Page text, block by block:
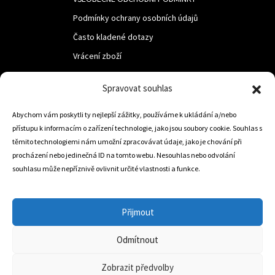
Spravovat souhlas
Abychom vám poskytli ty nejlepší zážitky, používáme k ukládání a/nebo
přístupu k informacím o zařízení technologie, jako jsou soubory cookie. Souhlas s
těmito technologiemi nám umožní zpracovávat údaje, jako je chování při
procházení nebo jedinečná ID na tomto webu. Nesouhlas nebo odvolání
souhlasu může nepříznivě ovlivnit určité vlastnosti a funkce.
Přijmout
Odmítnout
Zobrazit předvolby
Podmínky ochrany osobních údajů
Často kladené dotazy
Vrácení zboží
LUF s.r.o.
Nám. M.R.Štefanika 518,
Trstená 02801
info@dojezdovakola.com